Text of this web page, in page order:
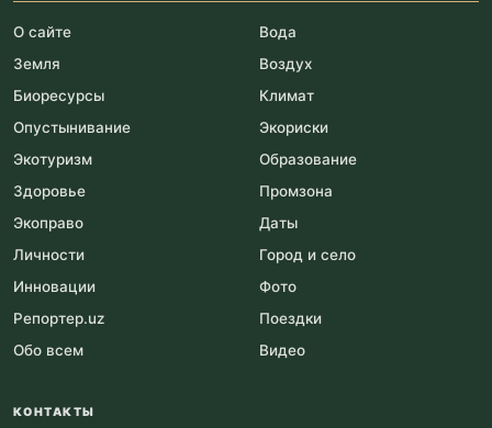
О сайте
Вода
Земля
Воздух
Биоресурсы
Климат
Опустынивание
Экориски
Экотуризм
Образование
Здоровье
Промзона
Экоправо
Даты
Личности
Город и село
Инновации
Фото
Репортер.uz
Поездки
Обо всем
Видео
КОНТАКТЫ